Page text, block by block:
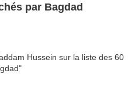
par Bagdad